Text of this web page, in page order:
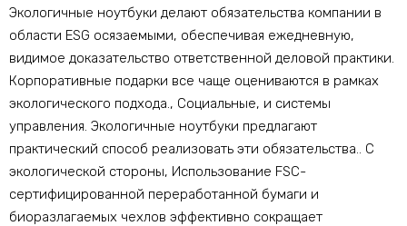
Экологичные ноутбуки делают обязательства компании в
области ESG осязаемыми, обеспечивая ежедневную,
видимое доказательство ответственной деловой практики.
Корпоративные подарки все чаще оцениваются в рамках
экологического подхода., Социальные, и системы
управления. Экологичные ноутбуки предлагают
практический способ реализовать эти обязательства.. С
экологической стороны, Использование FSC-
сертифицированной переработанной бумаги и
биоразлагаемых чехлов эффективно сокращает